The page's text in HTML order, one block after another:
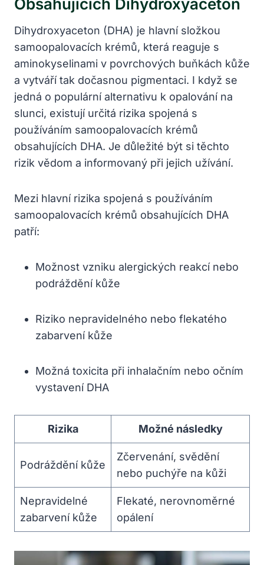
Obsahujících Dihydroxyaceton
Dihydroxyaceton (DHA) je hlavní složkou
samoopalovacích krémů, která reaguje s
aminokyselinami v povrchových buňkách kůže
a vytváří tak dočasnou pigmentaci. I když se
jedná o populární alternativu k opalování na
slunci, existují určitá rizika spojená s
používáním samoopalovacích krémů
obsahujících DHA. Je důležité být si těchto
rizik vědom a informovaný při jejich užívání.
Mezi hlavní rizika spojená s používáním
samoopalovacích krémů obsahujících DHA
patří:
Možnost vzniku alergických reakcí nebo
podráždění kůže
Riziko nepravidelného nebo flekatého
zabarvení kůže
Možná toxicita při inhalačním nebo očním
vystavení DHA
Rizika Možné následky
Podráždění kůže
Zčervenání, svědění
nebo puchýře na kůži
Nepravidelné
zabarvení kůže
Flekaté, nerovnoměrné
opálení